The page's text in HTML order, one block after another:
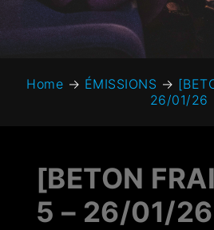
Home → ÉMISSIONS →
26/01/26
[BETON
5 – 26/01/26